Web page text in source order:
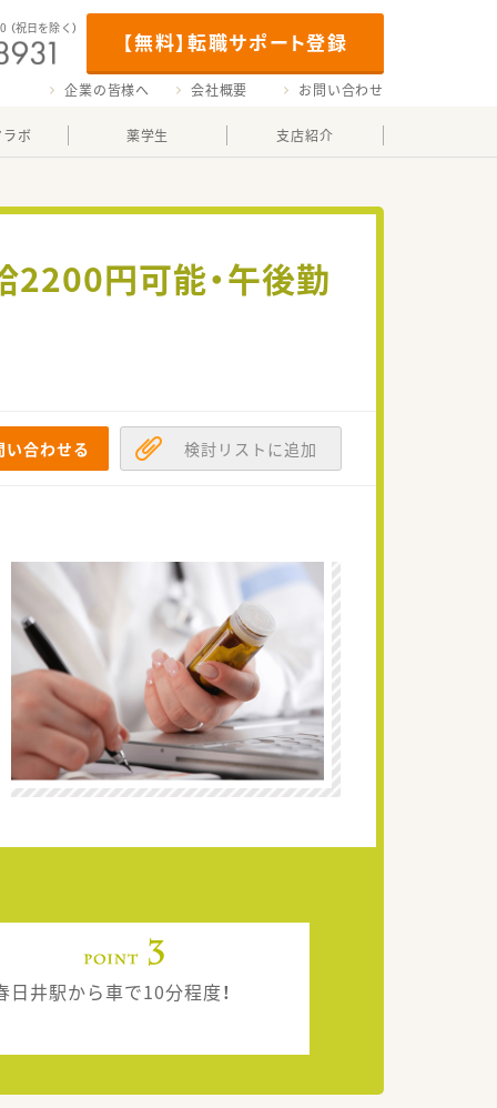
【無料】転職サポート登録
（祝日を除く）
企業の皆様へ 会社概要 お問い合わせ
ボ 薬学生 支店紹介
2200円可能・午後勤
い合わせる 検討リストに追加
日井駅から車で10分程度！